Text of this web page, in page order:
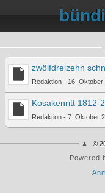
zwölfdreizehn
Redaktion - 16. Oktober
Kosakenritt 1812-
Redaktion - 7. Oktober
©
Powered